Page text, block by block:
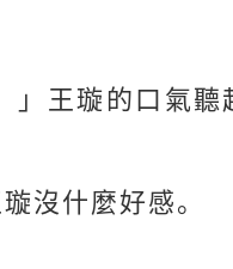
」王璇的口氣聽
沒什麼好感。